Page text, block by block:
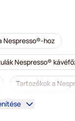
Nespresso®-hoz
Nespresso®
Tartozékok a